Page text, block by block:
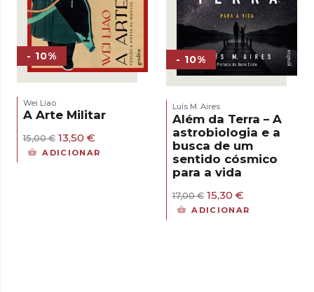
- 10%
Wei Liao
A Arte Militar
15,00€ O
preço
13,50 €
preço
ADICIONAR
- 10%
Luís M. Aires
Além da Terra – A
astrobiologia e a
busca de um
sentido cósmico
para a vida
17,00€ O
preço
15,30 €O
preço
ADICIONAR